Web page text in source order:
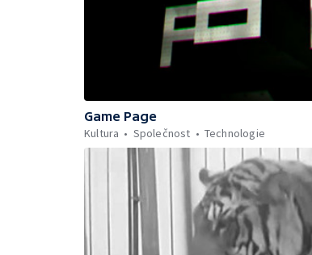
Game Page
Kultura
Společnost Technologie